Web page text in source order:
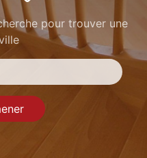
pour trouver une